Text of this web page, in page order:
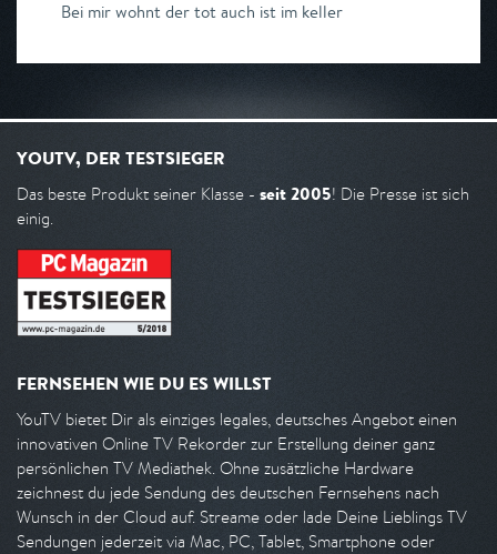
Bei mir wohnt der tot auch ist im keller
YOUTV, DER TESTSIEGER
Das beste Produkt seiner Klasse - seit 2005! Die Presse ist sich
einig.
FERNSEHEN WIE DU ES WILLST
YouTV bietet Dir als einziges legales, deutsches Angebot einen
innovativen Online TV Rekorder zur Erstellung deiner ganz
persönlichen TV Mediathek. Ohne zusätzliche Hardware
zeichnest du jede Sendung des deutschen Fernsehens nach
Wunsch in der Cloud auf. Streame oder lade Deine Lieblings TV
Sendungen jederzeit via Mac, PC, Tablet, Smartphone oder